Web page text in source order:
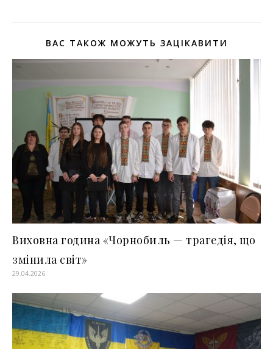
ВАС ТАКОЖ МОЖУТЬ ЗАЦІКАВИТИ
Виховна година «Чорнобиль — трагедія, що
змінила світ»
29.04.2026